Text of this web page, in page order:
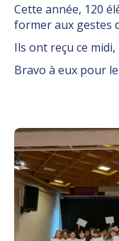
Cette année, 120
former aux gestes
Ils ont reçu ce midi,
Bravo à eux pour